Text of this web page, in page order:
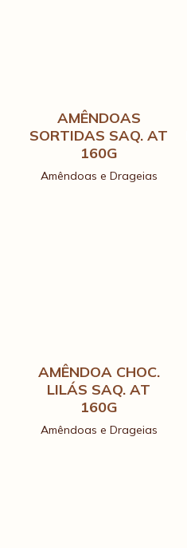
Amêndoas e Drageias
AMÊNDOAS
SORTIDAS SAQ. AT
160G
Amêndoas e Drageias
AMÊNDOA CHOC.
LILÁS SAQ. AT
160G